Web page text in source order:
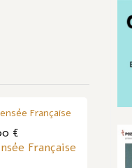
€
Française